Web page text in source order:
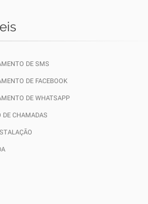
DE SMS
DE FACEBOOK
DE WHATSAPP
DE CHAMADAS